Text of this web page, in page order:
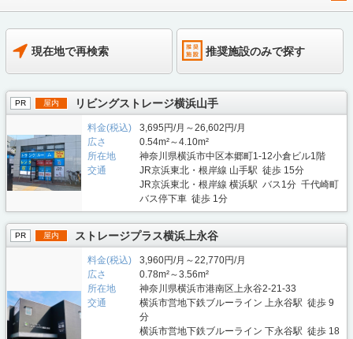
現在地で再検索 推奨施設のみで探す
PR 屋内 リビングストレージ横浜山手
料金(税込)
3,695円/月～26,602円/月
広さ
0.54m²～4.10m²
所在地
神奈川県横浜市中区本郷町1-12小倉ビル1階
交通
JR京浜東北・根岸線 山手駅 徒歩 15分
JR京浜東北・根岸線 横浜駅 バス1分 千代崎町
バス停下車 徒歩 1分
PR 屋内 ストレージプラス横浜上永谷
料金(税込)
3,960円/月～22,770円/月
広さ
0.78m²～3.56m²
所在地
神奈川県横浜市港南区上永谷2-21-33
交通
横浜市営地下鉄ブルーライン 上永谷駅 徒歩 9
分
横浜市営地下鉄ブルーライン 下永谷駅 徒歩 18